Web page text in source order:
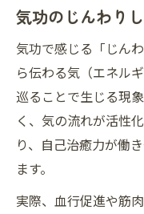
気功のじんわり
気功で感じる「じん
ら伝わる気（エネル
巡ることで生じる現
く、気の流れが活性
り、自己治癒力が働
ます。
実際、血行促進や筋